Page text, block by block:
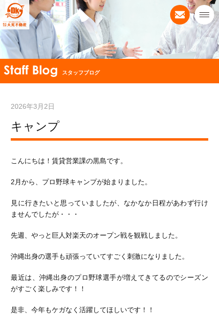
スタッフブログ
2026年3月2日
キャンプ
こんにちは！賃貸営業課の黒島です。
2月から、プロ野球キャンプが始まりました。
見に行きたいと思っていましたが、なかなか日程があわず行け
ませんでしたが・・・
先週、やっと巨人対楽天のオープン戦を観戦しました。
沖縄出身の選手も頑張っていてすごく刺激になりました。
最近は、沖縄出身のプロ野球選手が増えてきてるのでシーズン
がすごく楽しみです！！
是非、今年もケガなく活躍してほしいです！！